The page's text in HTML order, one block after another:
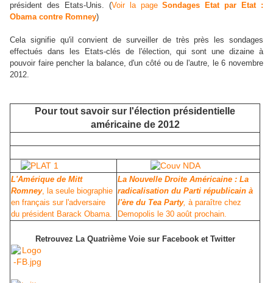
président des Etats-Unis. (Voir la pageSondages Etat par Etat :
Obama contre Romney)
Cela signifie qu'il convient de surveiller de très près les sondages
effectués dans les Etats-clés de l'élection, qui sont une dizaine à
pouvoir faire pencher la balance, d'un côté ou de l'autre, le 6 novembre
2012.
Pour tout savoir sur l'élection présidentielle
américaine de 2012
L'Amérique de Mitt
Romney, la seule biographie
en français sur l'adversaire
du président Barack Obama.
La Nouvelle Droite Américaine : La
radicalisation du Parti républicain à
l'ère du Tea Party, à paraître chez
Demopolis le 30 août prochain.
Retrouvez La Quatrième Voie sur Facebook et Twitter